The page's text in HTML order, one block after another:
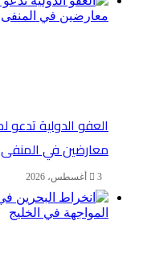
العفو الدولية تدعو
معارضين في المنفى
3 أغسطس، 2026